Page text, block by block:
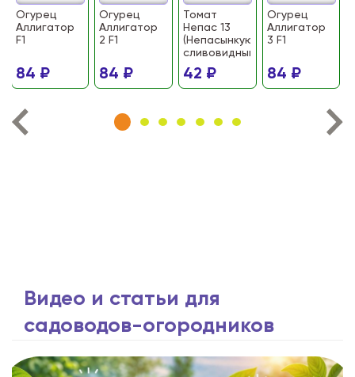
Огурец
Аллигатор
F1
84 ₽
Огурец
Аллигатор
2 F1
84 ₽
Томат
Непас 13
(Непасынкующийся
сливовидный)
42 ₽
Огурец
Аллигатор
3 F1
84 ₽
Видео и статьи для
садоводов-огородников